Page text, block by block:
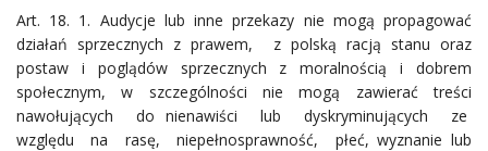
Art. 18. 1. Audycje lub inne przekazy nie mogą propagować
działań sprzecznych z prawem, z polską racją stanu oraz
postaw i poglądów sprzecznych z moralnością i dobrem
społecznym, w szczególności nie mogą zawierać treści
nawołujących do nienawiści lub dyskryminujących ze
względu na rasę, niepełnosprawność, płeć, wyznanie lub